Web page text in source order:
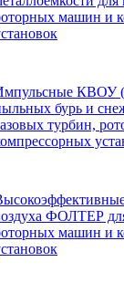
машин и
бурь и
турбин,
ФОЛТЕР
машин и